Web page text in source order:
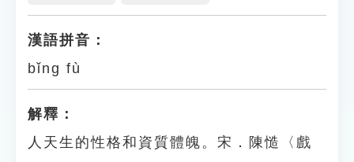
漢語拼音：
bǐng fù
解釋：
人天生的性格和資質體魄。宋．陳慥〈戲